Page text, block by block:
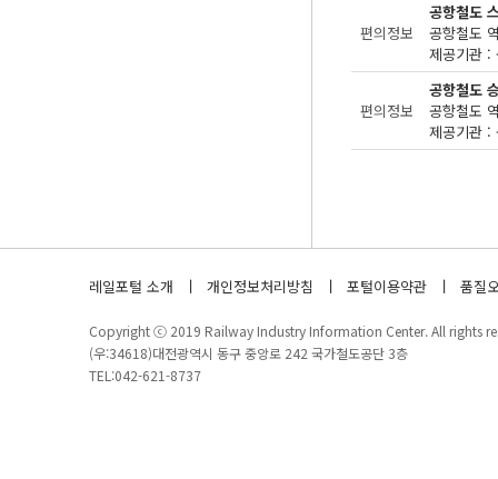
편의정보
공항철도
제공기관 :
편의정보
공항철도
제공기관 :
레일포털 소개 개인정보처리방침 포털이용약관 품질
Copyright ⓒ 2019 Railway Industry Information Center. All rights
(우:34618)대전광역시 동구 중앙로 242 국가철도공단 3층
TEL:042-621-8737